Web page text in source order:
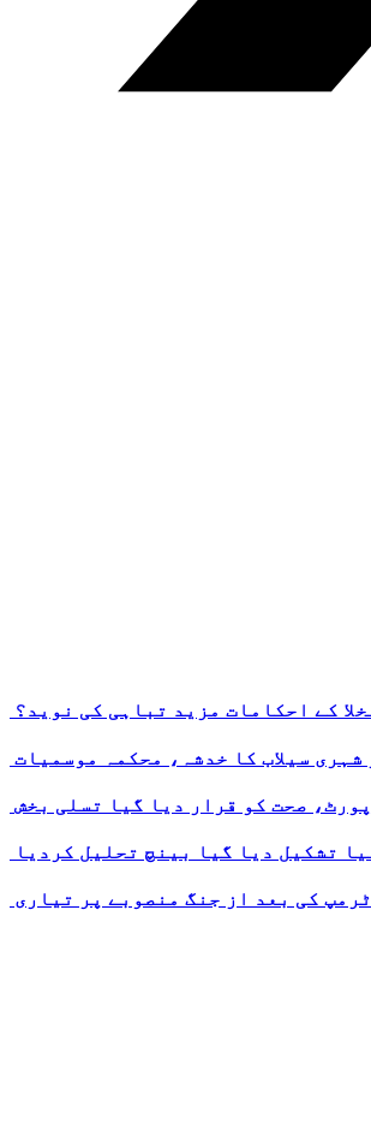
کے احکامات مزید تباہی کی نوید؟
سیلاب کا خدشہ، محکمہ موسمیات
صحت کو قرار دیا گیا تسلی بخش
تشکیل دیا گیا بینچ تحلیل کردیا
کی بعد از جنگ منصوبے پر تیاری